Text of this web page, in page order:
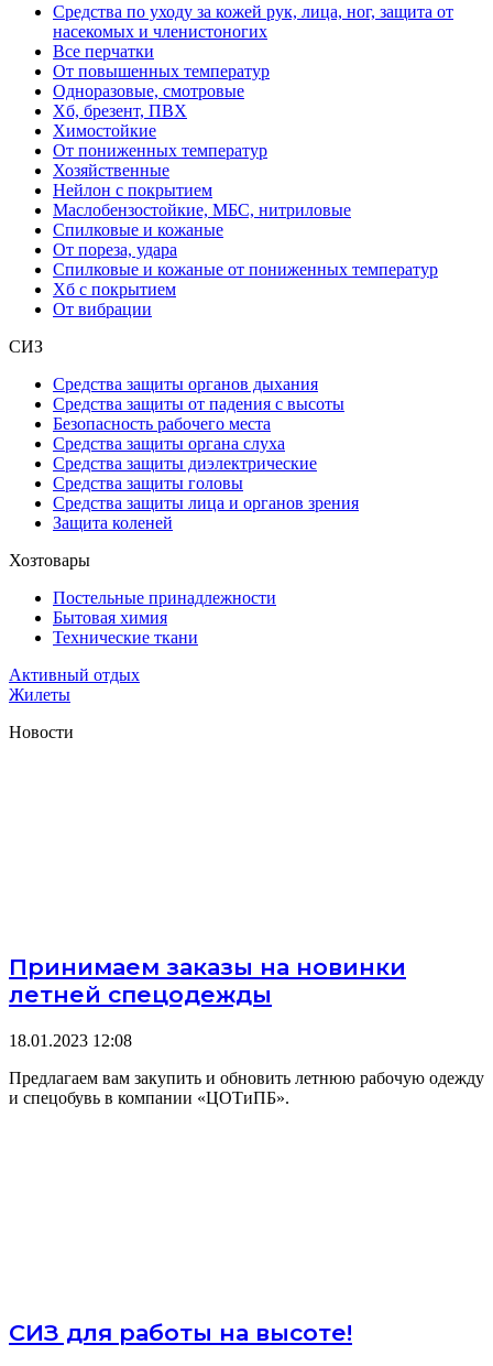
Средства по уходу за кожей рук, лица, ног, защита от
насекомых и членистоногих
Все перчатки
От повышенных температур
Одноразовые, смотровые
Хб, брезент, ПВХ
Химостойкие
От пониженных температур
Хозяйственные
Нейлон с покрытием
Маслобензостойкие, МБС, нитриловые
Спилковые и кожаные
От пореза, удара
Спилковые и кожаные от пониженных температур
Хб с покрытием
От вибрации
СИЗ
Средства защиты органов дыхания
Средства защиты от падения с высоты
Безопасность рабочего места
Средства защиты органа слуха
Средства защиты диэлектрические
Средства защиты головы
Средства защиты лица и органов зрения
Защита коленей
Хозтовары
Постельные принадлежности
Бытовая химия
Технические ткани
Активный отдых
Жилеты
Новости
Принимаем заказы на новинки
летней спецодежды
18.01.2023 12:08
Предлагаем вам закупить и обновить летнюю рабочую одежду
и спецобувь в компании «ЦОТиПБ».
СИЗ для работы на высоте!